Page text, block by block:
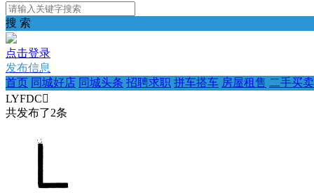
搜 索
点击登录
发布信息
首页 同城好店 同城头条 招聘求职 拼车搭车 房屋租售 二手买卖
LYFDC
共发布了2条